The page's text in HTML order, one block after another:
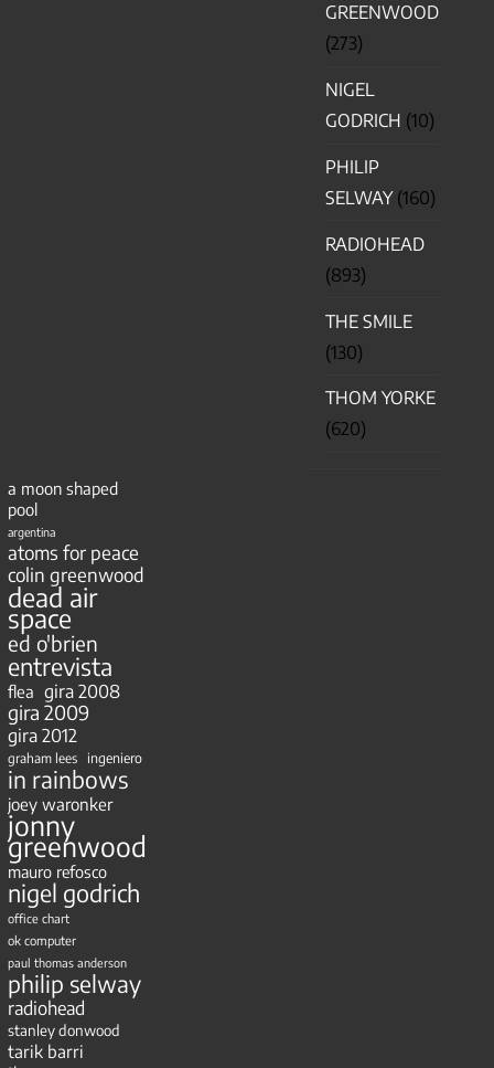
GREENWOOD
(273)
NIGEL
GODRICH (10)
PHILIP
SELWAY(160)
RADIOHEAD
(893)
THE SMILE
(130)
THOM YORKE
(620)
a moon shaped
pool
argentina
atoms for peace
colin greenwood
dead air
space
ed o'brien
entrevista
flea gira 2008
gira 2009
gira 2012
graham lees ingeniero
in rainbows
joey waronker
jonny
greenwood
mauro refosco
nigel godrich
office chart
ok computer
paul thomas anderson
philip selway
radiohead
stanley donwood
tarik barri